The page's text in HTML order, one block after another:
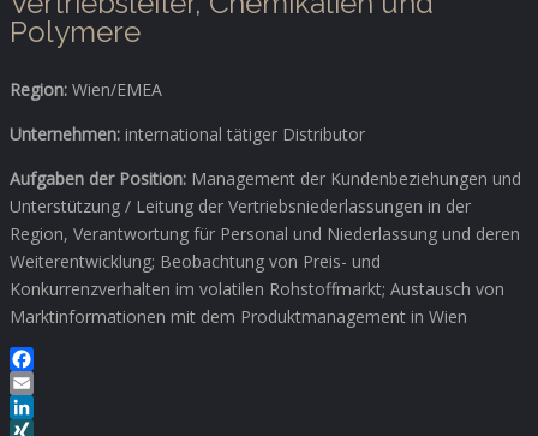
Polymere
Region: Wien/EMEA
Unternehmen: international tätiger Distributor
Aufgaben der Position: Management der Kundenbeziehungen und
Unterstützung / Leitung der Vertriebsniederlassungen in der
Region, Verantwortung für Personal und Niederlassung und deren
Weiterentwicklung; Beobachtung von Preis- und
Konkurrenzverhalten im volatilen Rohstoffmarkt; Austausch von
Marktinformationen mit dem Produktmanagement in Wien
Facebook
Email
LinkedIn